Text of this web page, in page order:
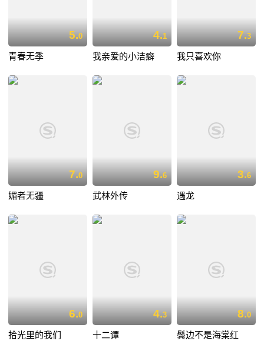
5.0
青春无季
4.1
我亲爱的小洁癖
7.3
我只喜欢你
7.0
媚者无疆
9.6
武林外传
3.6
遇龙
6.0
拾光里的我们
4.3
十二谭
8.0
鬓边不是海棠红